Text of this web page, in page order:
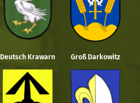
Deutsch Krawarn Groß Darkowitz